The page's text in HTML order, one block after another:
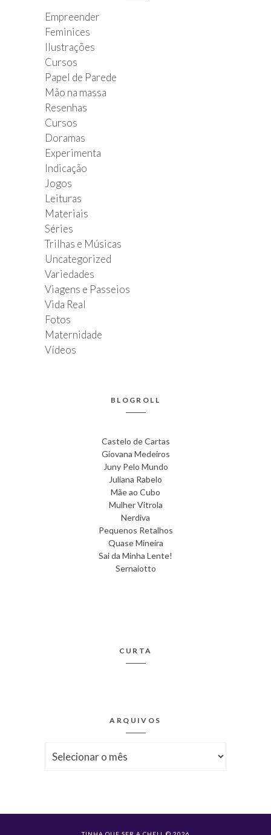
Empreender
Feminices
Ilustrações
Cursos
Papel de Parede
Mão na massa
Resenhas
Cursos
Doramas
Experimenta
Indicação
Jogos
Leituras
Materiais
Séries
Trilhas e Músicas
Uncategorized
Variedades
Viagens e Passeios
Vida Real
Fotos
Maternidade
Vídeos
BLOGROLL
Castelo de Cartas
Giovana Medeiros
Juny Pelo Mundo
Juliana Rabelo
Mãe ao Cubo
Mulher Vitrola
Nerdiva
Pequenos Retalhos
Quase Mineira
Sai da Minha Lente!
Sernaiotto
CURTA
ARQUIVOS